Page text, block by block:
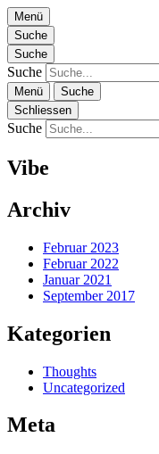
Zen Of Voice
Willkommen bei Zen Of
Menü
Suche
Suche
Suche
Menü Suche
Zen Of Voice
Schliessen
Suche
Vibe
Archiv
Februar 2023
Februar 2022
Januar 2021
September 2017
Kategorien
Thoughts
Uncategorized
Meta